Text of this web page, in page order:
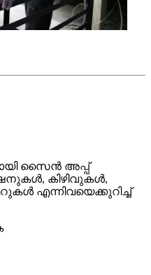
സൈൻ അപ്പ്
കിഴിവുകൾ,
എന്നിവയെക്കുറിച്ച്